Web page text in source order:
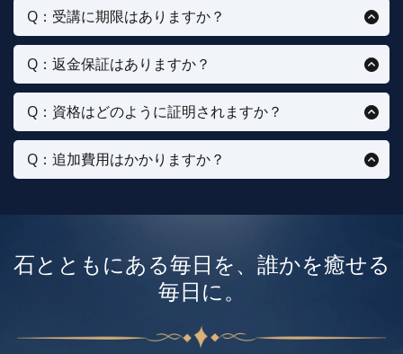
Q：受講に期限はありますか？
ありません。ご自身のペースで、何度でも見返せま
す。
Q：返金保証はありますか？
ご購入から20日間の返金保証があります。
Q：資格はどのように証明されますか？
修了後、IPHM国際認定の資格として証明できるディプ
ロマを発行いたします。
Q：追加費用はかかりますか？
かかりません。表示価格のみで、すべての教材にアク
石とともにある毎日を、誰かを癒せる
毎日に。